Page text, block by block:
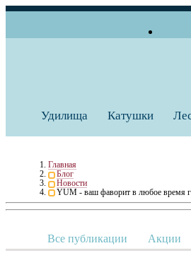
Удилища Катушки
Главная
Блог
Новости
YUM - ваш фаворит в любое время
Все публикации Акции